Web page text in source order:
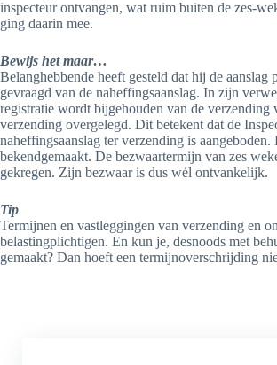
inspecteur ontvangen, wat ruim buiten de zes-
ging daarin mee.
Bewijs het maar…
Belanghebbende heeft gesteld dat hij de
gevraagd van de naheffingsaanslag. In zijn
registratie wordt bijgehouden van de verzending
verzending overgelegd. Dit betekent dat de
naheffingsaanslag ter verzending is
bekendgemaakt. De bezwaartermijn van zes
gekregen. Zijn bezwaar is dus wél ontvankelijk.
Tip
Termijnen en vastleggingen van verzending en
belastingplichtigen. En kun je, desnoods met
gemaakt? Dan hoeft een termijnoverschrijding